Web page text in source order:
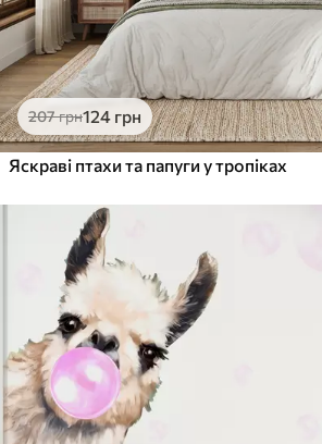
207грн124 грн
Яскраві птахи та папуги у тропіках